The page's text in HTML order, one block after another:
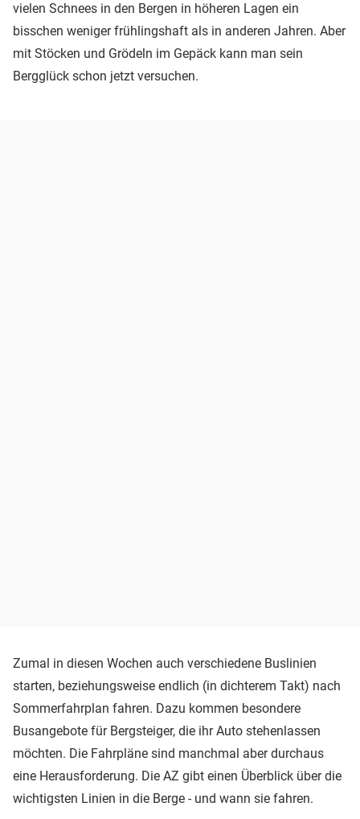
vielen Schnees in den Bergen in höheren Lagen ein
bisschen weniger frühlingshaft als in anderen Jahren. Aber
mit Stöcken und Grödeln im Gepäck kann man sein
Bergglück schon jetzt versuchen.
Zumal in diesen Wochen auch verschiedene Buslinien
starten, beziehungsweise endlich (in dichterem Takt) nach
Sommerfahrplan fahren. Dazu kommen besondere
Busangebote für Bergsteiger, die ihr Auto stehenlassen
möchten. Die Fahrpläne sind manchmal aber durchaus
eine Herausforderung. Die AZ gibt einen Überblick über die
wichtigsten Linien in die Berge - und wann sie fahren.